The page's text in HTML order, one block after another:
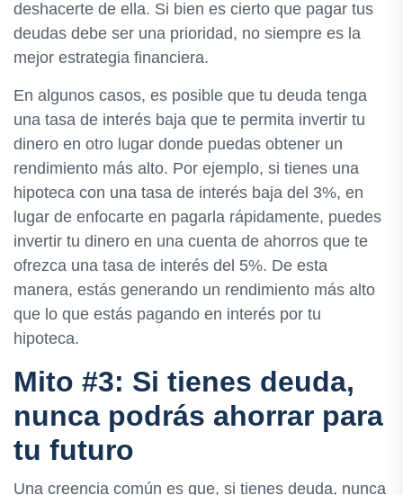
deshacerte de ella. Si bien es cierto que pagar tus
deudas debe ser una prioridad, no siempre es la
mejor estrategia financiera.
En algunos casos, es posible que tu deuda tenga
una tasa de interés baja que te permita invertir tu
dinero en otro lugar donde puedas obtener un
rendimiento más alto. Por ejemplo, si tienes una
hipoteca con una tasa de interés baja del 3%, en
lugar de enfocarte en pagarla rápidamente, puedes
invertir tu dinero en una cuenta de ahorros que te
ofrezca una tasa de interés del 5%. De esta
manera, estás generando un rendimiento más alto
que lo que estás pagando en interés por tu
hipoteca.
Mito #3: Si tienes deuda,
nunca podrás ahorrar para
tu futuro
Una creencia común es que, si tienes deuda, nunca